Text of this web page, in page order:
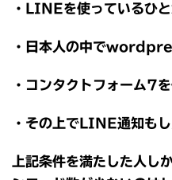
・LINEを使っているひ
・日本人の中で
・コンタクトフォーム7
・その上でLINE通知も
上記条件を満たした人し